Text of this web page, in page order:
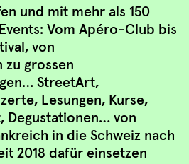
und mit mehr als 150
Vom Apéro-Club bis
von
zu grossen
StreetArt,
Lesungen, Kurse,
Degustationen… von
in die Schweiz nach
2018 dafür einsetzen